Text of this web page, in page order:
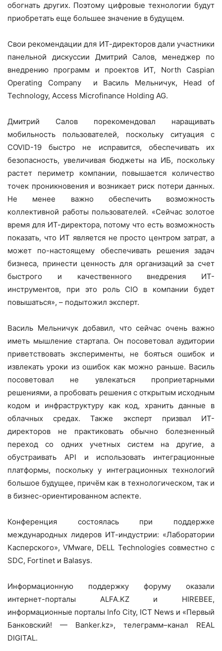
обогнать других. Поэтому цифровые технологии будут
приобретать еще большее значение в будущем.
Свои рекомендации для ИТ-директоров дали участники
панельной дискуссии Дмитрий Салов, менеджер по
внедрению программ и проектов ИТ, North Caspian
Operating Company и Василь Мельничук, Head of
Technology, Access Microfinance Holding AG.
Дмитрий Салов порекомендовал наращивать
мобильность пользователей, поскольку ситуация с
COVID-19 быстро не исправится, обеспечивать их
безопасность, увеличивая бюджеты на ИБ, поскольку
растет периметр компании, повышается количество
точек проникновения и возникает риск потери данных.
Не менее важно обеспечить возможность
коллективной работы пользователей. «Сейчас золотое
время для ИТ-директора, потому что есть возможность
показать, что ИТ является не просто центром затрат, а
может по-настоящему обеспечивать решения задач
бизнеса, принести ценность для организаций за счет
быстрого и качественного внедрения ИТ-
инструментов, при это роль CIO в компании будет
повышаться», – подытожил эксперт.
Василь Мельничук добавил, что сейчас очень важно
иметь мышление стартапа. Он посоветовал аудитории
приветствовать эксперименты, не бояться ошибок и
извлекать уроки из ошибок как можно раньше. Василь
посоветовал не увлекаться проприетарными
решениями, а пробовать решения с открытым исходным
кодом и инфраструктуру как код, хранить данные в
облачных средах. Также эксперт призвал ИТ-
директоров не практиковать обычно болезненный
переход со одних учетных систем на другие, а
обустраивать API и использовать интеграционные
платформы, поскольку у интеграционных технологий
большое будущее, причём как в технологическом, так и
в бизнес-ориентированном аспекте.
Конференция состоялась при поддержке
международных лидеров ИТ-индустрии: «Лаборатории
Касперского», VMware, DELL Technologies совместно с
SDC, Fortinet и Balasys.
Информационную поддержку форуму оказали
интернет-порталы ALFA.KZ и HIREBEE,
информационные порталы Info City, ICT News и «Первый
Банковский! — Banker.kz», телеграмм–канал REAL
DIGITAL.